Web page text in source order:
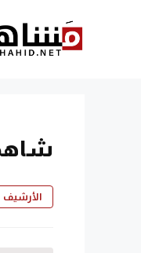
الأرشيف